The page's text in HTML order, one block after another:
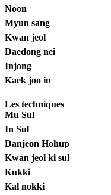
Noon
Myun sang
Kwan jeol
Daedong nei
Injong
Kaek joo in
Les techniques
Mu Sul
In Sul
Danjeon Hohup
Kwan jeol ki sul
Kukki
Kal nokki